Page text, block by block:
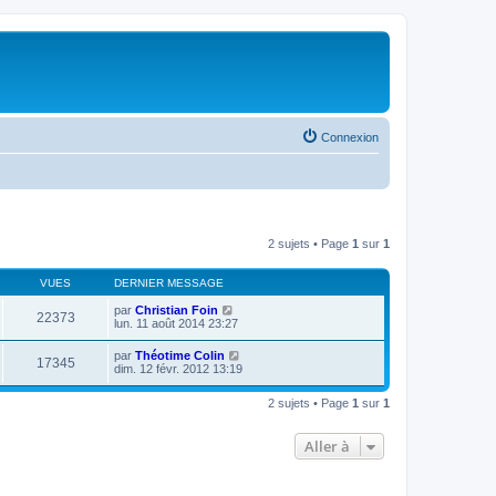
Connexion
2 sujets • Page 1 sur 1
VUES DERNIER MESSAGE
22373 par Christian Foin
lun. 11 août 2014 23:27
17345 par Théotime Colin
dim. 12 févr. 2012 13:19
2 sujets • Page 1 sur 1
Aller à